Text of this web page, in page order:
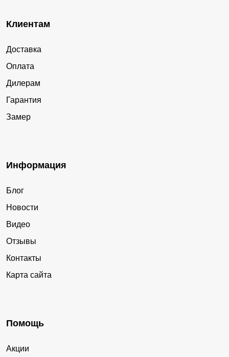
Клиентам
Доставка
Оплата
Дилерам
Гарантия
Замер
Информация
Блог
Новости
Видео
Отзывы
Контакты
Карта сайта
Помощь
Акции